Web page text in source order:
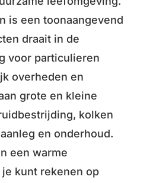
is een toonaangevend
draait in de
voor particulieren
overheden en
grote en kleine
kolken
en onderhoud.
een warme
kunt rekenen op